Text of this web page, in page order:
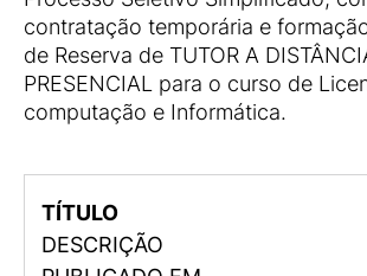
contratação temporária e
de Reserva de TUTOR A
PRESENCIAL para o curso de
computação e Informática.
TÍTULO
DESCRIÇÃO